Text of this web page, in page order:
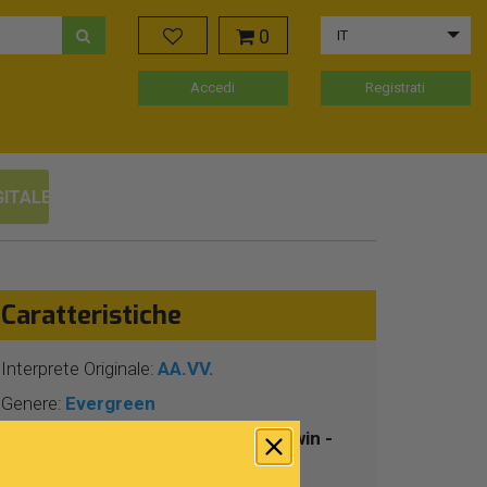
0 IT
Accedi Registrati
Caratteristiche
Interprete Originale: AA.VV.
Genere: Evergreen
Du Bose Heyward - I.Gershwin -